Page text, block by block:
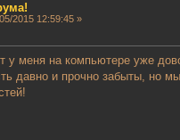
2015 12:59:45 »
у меня на компьютере уже
давно и прочно забыты, но